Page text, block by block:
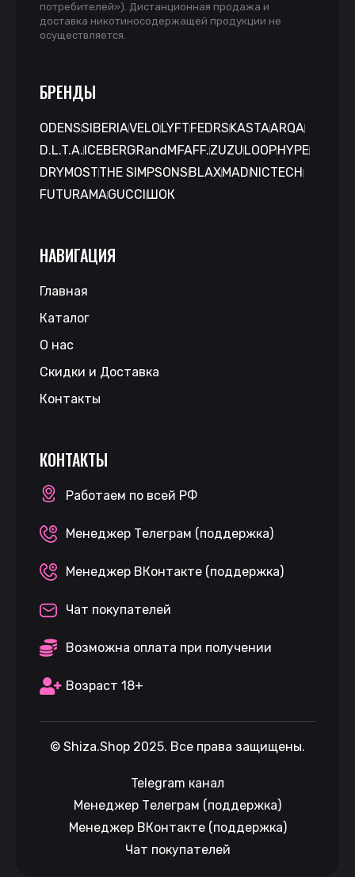
потребителей»). Дистанционная продажа и
доставка никотиносодержащей продукции не
осуществляется.
БРЕНДЫ
ODENSSIBERIAVELO LYFT FEDRS KASTAARQA
D.L.T.A. ICEBERG RandM FAFF.ZUZU LOOPHYPE
DRYMOSTTHE SIMPSONS BLAXMAD NICTECH
FUTURAMAGUCCI ШОК
НАВИГАЦИЯ
Главная
Каталог
О нас
Скидки и Доставка
Контакты
КОНТАКТЫ
Работаем по всей РФ
Менеджер Телеграм (поддержка)
Менеджер ВКонтакте (поддержка)
Чат покупателей
Возможна оплата при получении
Возраст 18+
© Shiza.Shop 2025. Все права защищены.
Telegram канал
Менеджер Телеграм (поддержка)
Менеджер ВКонтакте (поддержка)
Чат покупателей